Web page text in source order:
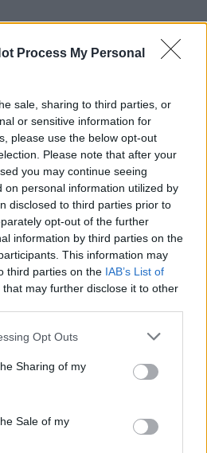
Process My Personal
sale, sharing to third parties, or
or sensitive information for
please use the below opt-out
Please note that after your
you may continue seeing
on personal information utilized by
disclosed to third parties prior to
opt-out of the further
information by third parties on the
This information may
third parties on the IAB’s List of
that may further disclose it to other
app uses one or more Google
behaviour. You may click to
and its third-party tags to
purposes in below Google
Opt Outs
Sharing of my
Sale of my
már túl van a jobb
Az Aprilia spanyol
versenypályán rendezett
bukott, majd
Európába, hogy
számolt be versenyzője
- kezdte a csapat.
failed or because the format